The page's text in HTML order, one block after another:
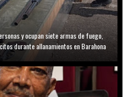
y ocupan siete armas de fuego,
durante allanamientos en Barahona